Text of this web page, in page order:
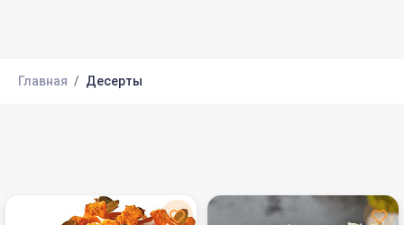
Главная Десерты